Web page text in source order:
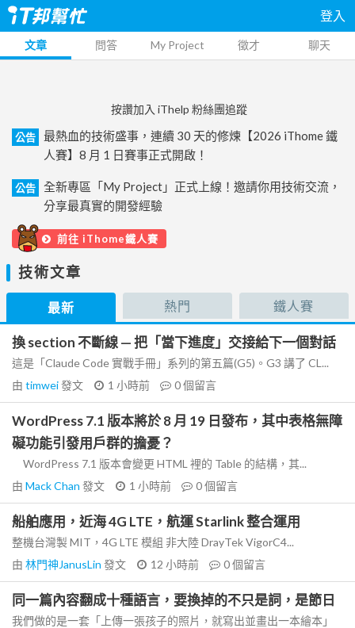
登入
文章 問答 My Project 徵才 聊天
按讚加入 iThelp 粉絲團追蹤
公告
最熱血的技術盛事，連續 30 天的修煉【2026 iThome 鐵
人賽】8 月 1 日賽事正式開啟！
公告
全新專區「My Project」正式上線！邀請你用技術交流，
分享最真實的開發經驗
前往 iThome鐵人賽
技術文章
最新 熱門 鐵人賽
換 section 不斷線 — 把「當下進度」交接給下一個對話
這是「Claude Code 實戰手冊」系列的第五篇(G5)。G3 講了 CL...
由 timwei發文 1 小時前 0個留言
WordPress 7.1 版本將於 8 月 19 日發布，其中表格無障
礙功能引發用戶群的擔憂？
WordPress 7.1 版本會變更 HTML 裡的 Table 的結構，其...
由 Mack Chan 發文 1 小時前 0個留言
船舶應用，近海 4G LTE，航運 Starlink 整合運用
整機台灣製 MIT，4G LTE 模組 非大陸 DrayTek VigorC4...
由 林門神JanusLin 發文 12 小時前 0個留言
同一篇內容翻成十種語言，要換掉的不只是詞，是節日
我們做的是一套「上傳一張孩子的照片，就寫出並畫出一本繪本」